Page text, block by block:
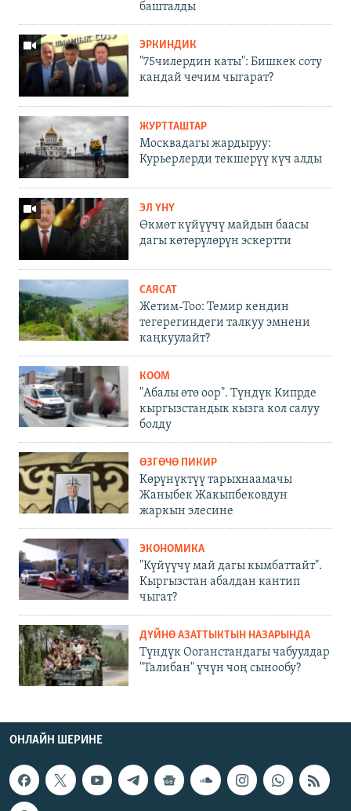
башталды
ЭРКИНДИК
"75чилердин каты": Бишкек соту
кандай чечим чыгарат?
ЖУРТТАШТАР
Москвадагы жардыруу:
Курьерлерди текшерүү күч алды
ЭЛ ҮНҮ
Өкмөт күйүүчү майдын баасы
дагы көтөрүлөрүн эскертти
САЯСАТ
Жетим-Тоо: Темир кендин
тегерегиндеги талкуу эмнени
каңкуулайт?
КООМ
"Абалы өтө оор". Түндүк Кипрде
кыргызстандык кызга кол салуу
болду
ӨЗГӨЧӨ ПИКИР
Көрүнүктүү тарыхнаамачы
Жаныбек Жакыпбековдун
жаркын элесине
ЭКОНОМИКА
"Күйүүчү май дагы кымбаттайт".
Кыргызстан абалдан кантип
чыгат?
ДҮЙНӨ АЗАТТЫКТЫН НАЗАРЫНДА
Түндүк Ооганстандагы чабуулдар
"Талибан" үчүн чоң сынообу?
ОНЛАЙН ШЕРИНЕ